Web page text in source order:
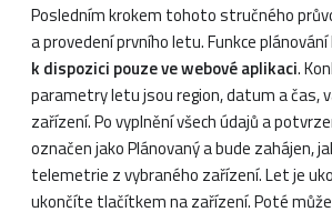
Posledním krokem tohoto stručného
a provedení prvního letu. Funkce
k dispozici pouze ve webové aplikaci.
parametry letu jsou region, datum a čas,
zařízení. Po vyplnění všech údajů a
označen jako Plánovaný a bude zahájen,
telemetrie z vybraného zařízení. Let je
ukončíte tlačítkem na zařízení. Poté